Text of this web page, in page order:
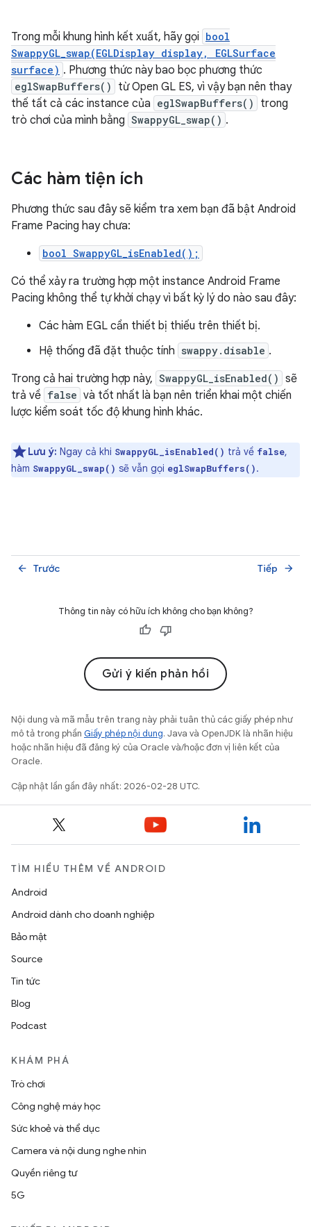
Trong mỗi khung hình kết xuất, hãy gọi bool
SwappyGL_swap(EGLDisplay display, EGLSurface
surface) . Phương thức này bao bọc phương thức
eglSwapBuffers()
từ Open GL ES, vì vậy bạn nên thay
thế tất cả các instance của eglSwapBuffers()
trong
trò chơi của mình bằng SwappyGL_swap() .
Các hàm tiện ích
Phương thức sau đây sẽ kiểm tra xem bạn đã bật Android
Frame Pacing hay chưa:
bool SwappyGL_isEnabled();
Có thể xảy ra trường hợp một instance Android Frame
Pacing không thể tự khởi chạy vì bất kỳ lý do nào sau đây:
Các hàm EGL cần thiết bị thiếu trên thiết bị.
Hệ thống đã đặt thuộc tính swappy.disable .
Trong cả hai trường hợp này, SwappyGL_isEnabled() sẽ
trả về false và tốt nhất là bạn nên triển khai một chiến
lược kiểm soát tốc độ khung hình khác.
Lưu ý: Ngay cả khi SwappyGL_isEnabled() trả về false,
hàm SwappyGL_swap() sẽ vẫn gọi eglSwapBuffers().
Trước
arrow_back Tiếp arrow_forward
Thông tin này có hữu ích không cho bạn không?
Gửi ý kiến phản hồi
Nội dung và mã mẫu trên trang này phải tuân thủ các giấy phép như
mô tả trong phần Giấy phép nội dung. Java và OpenJDK là nhãn hiệu
hoặc nhãn hiệu đã đăng ký của Oracle và/hoặc đơn vị liên kết của
Oracle.
Cập nhật lần gần đây nhất: 2026-02-28 UTC.
TÌM HIỂU THÊM VỀ ANDROID
Android
Android dành cho doanh nghiệp
Bảo mật
Source
Tin tức
Blog
Podcast
KHÁM PHÁ
Trò chơi
Công nghệ máy học
Sức khoẻ và thể dục
Camera và nội dung nghe nhìn
Quyền riêng tư
5G